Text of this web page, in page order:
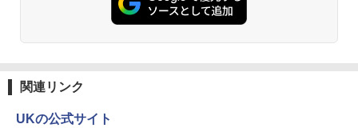
関連リンク
UKの公式サイト